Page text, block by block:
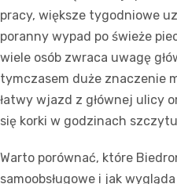
pracy, większe tygodniowe
poranny wypad po świeże
wiele osób zwraca uwagę
tymczasem duże znaczenie
łatwy wjazd z głównej ulicy
się korki w godzinach
Warto porównać, które
samoobsługowe i jak